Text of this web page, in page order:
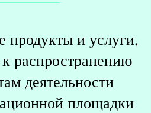
и услуги,
распространению
деятельности
площадки